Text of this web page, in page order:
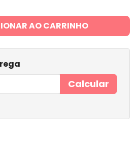
AO CARRINHO